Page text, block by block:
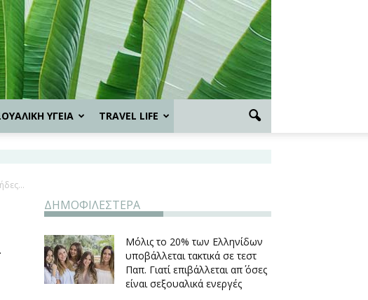
ΥΓΕΙΑ TRAVEL LIFE
ΔΗΜΟΦΙΛΕΣΤΕΡΑ
Μόλις το 20% των Ελληνίδων
υποβάλλεται τακτικά σε τεστ
Παπ. Γιατί επιβάλλεται απ΄ όσες
είναι σεξουαλικά ενεργές